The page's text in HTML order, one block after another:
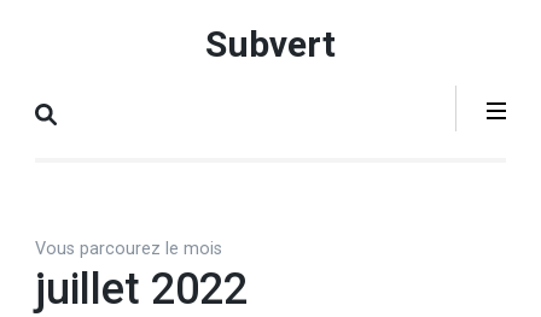
(Pressez
Subvert
Vous parcourez le mois
juillet 2022